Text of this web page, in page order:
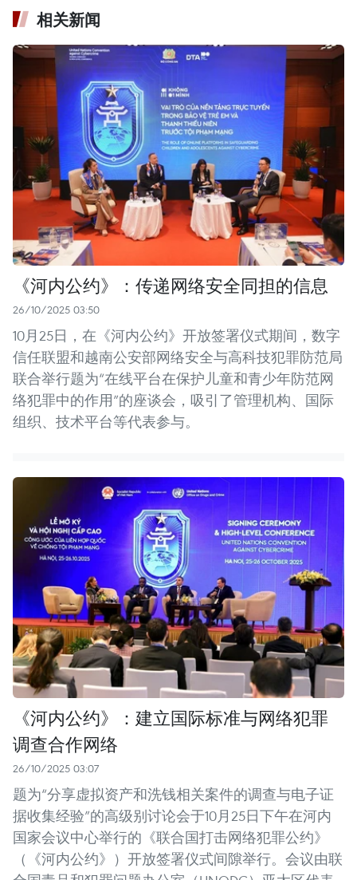
相关新闻
《河内公约》：传递网络安全同担的信息
26/10/2025 03:50
10月25日，在《河内公约》开放签署仪式期间，数字
信任联盟和越南公安部网络安全与高科技犯罪防范局
联合举行题为“在线平台在保护儿童和青少年防范网
络犯罪中的作用”的座谈会，吸引了管理机构、国际
组织、技术平台等代表参与。
《河内公约》：建立国际标准与网络犯罪
调查合作网络
26/10/2025 03:07
题为“分享虚拟资产和洗钱相关案件的调查与电子证
据收集经验”的高级别讨论会于10月25日下午在河内
国家会议中心举行的《联合国打击网络犯罪公约》
（《河内公约》）开放签署仪式间隙举行。会议由联